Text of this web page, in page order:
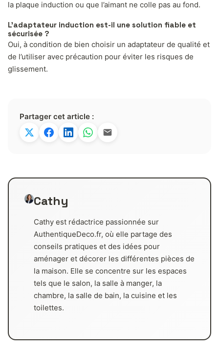
la plaque induction ou que l’aimant ne colle pas au fond.
L’adaptateur induction est-il une solution fiable et
sécurisée ?
Oui, à condition de bien choisir un adaptateur de qualité et
de l’utiliser avec précaution pour éviter les risques de
glissement.
Partager cet article :
Cathy
Cathy est rédactrice passionnée sur
AuthentiqueDeco.fr, où elle partage des
conseils pratiques et des idées pour
aménager et décorer les différentes pièces de
la maison. Elle se concentre sur les espaces
tels que le salon, la salle à manger, la
chambre, la salle de bain, la cuisine et les
toilettes.